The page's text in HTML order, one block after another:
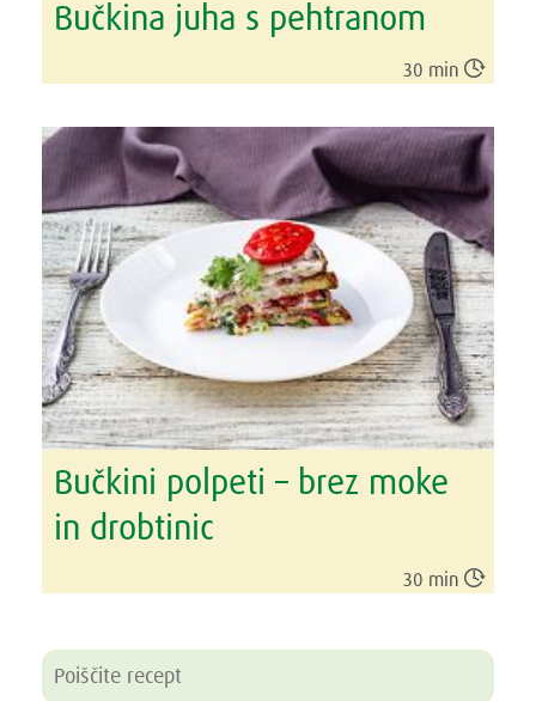
Bučkina juha s pehtranom
30 min 
Bučkini polpeti – brez moke
in drobtinic
30 min 